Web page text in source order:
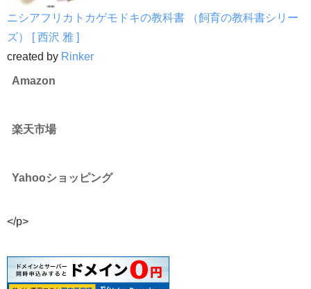
ニシアフリカトカゲモドキの教科書 （飼育の教科書シリー
ズ） [ 西沢 雅 ]
created by Rinker
Amazon
楽天市場
Yahooショッピング
</p>